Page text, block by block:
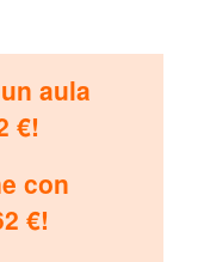
aula
€!
con
€!